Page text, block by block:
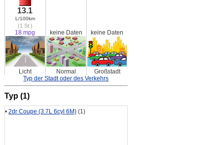
13.1
L/100km
(1 St.)
18 mpg keine Daten keine Daten
Licht Normal
Großstadt
Typ der Stadt oder des Verkehrs
Typ (1)
• 2dr Coupe (3.7L 6cyl 6M)(1)